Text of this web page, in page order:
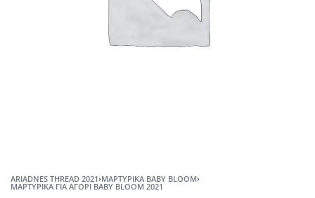
ARIADNES THREAD 2021›ΜΑΡΤΥΡΙΚΆ BABY BLOOM›
ΜΑΡΤΥΡΙΚΆ ΓΙΑ ΑΓΌΡΙ BABY BLOOM 2021